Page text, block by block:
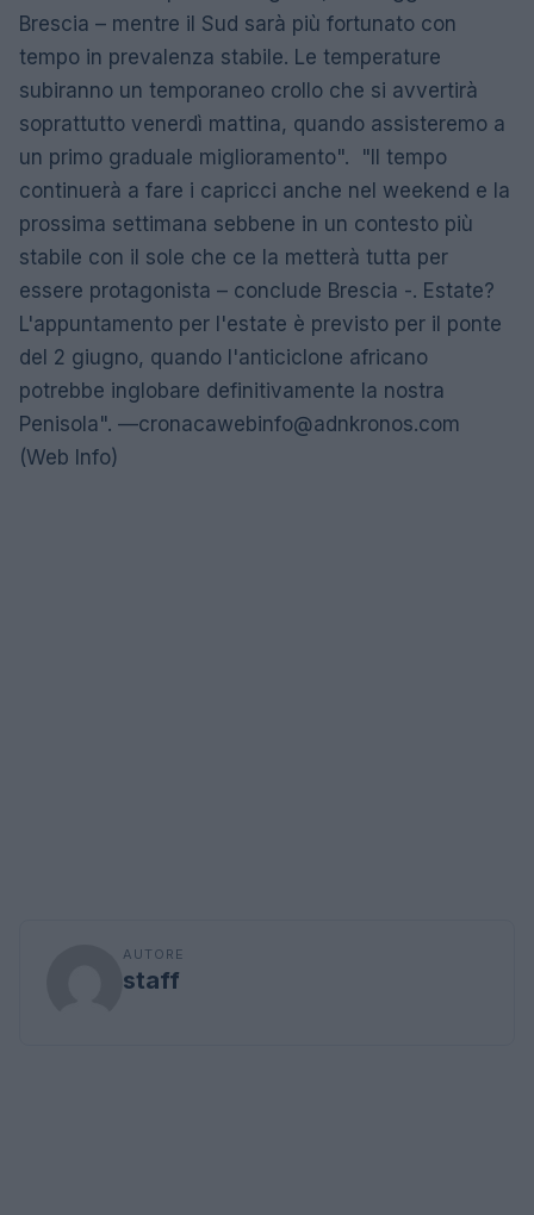
Brescia – mentre il Sud sarà più fortunato con
tempo in prevalenza stabile. Le temperature
subiranno un temporaneo crollo che si avvertirà
soprattutto venerdì mattina, quando assisteremo a
un primo graduale miglioramento". "Il tempo
continuerà a fare i capricci anche nel weekend e la
prossima settimana sebbene in un contesto più
stabile con il sole che ce la metterà tutta per
essere protagonista – conclude Brescia -. Estate?
L'appuntamento per l'estate è previsto per il ponte
del 2 giugno, quando l'anticiclone africano
potrebbe inglobare definitivamente la nostra
Penisola". —cronacawebinfo@adnkronos.com
(Web Info)
AUTORE
staff